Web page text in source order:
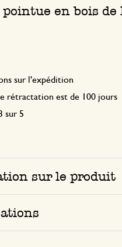
pointue en bois de
sur l'expédition
rétractation est de 100 jours
sur 5
sur le produit